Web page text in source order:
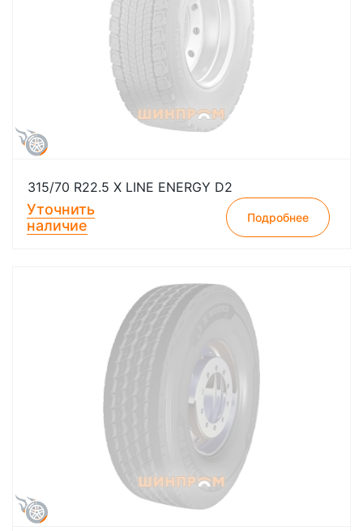
315/70 R22.5 X LINE ENERGY D2
Уточнить
наличие
Подробнее